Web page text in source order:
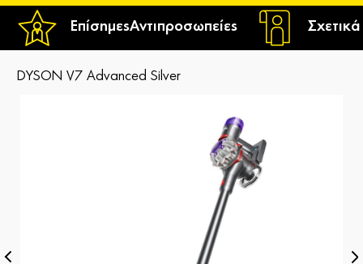
ΕπίσημεςΑντιπροσωπείες
DYSON V7 Advanced Silver